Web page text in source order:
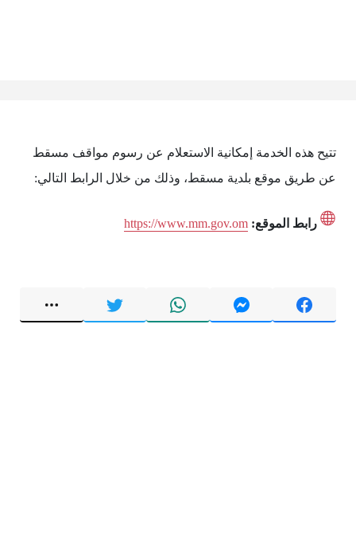
تتيح هذه الخدمة إمكانية الاستعلام عن رسوم مواقف مسقط
عن طريق موقع بلدية مسقط، وذلك من خلال الرابط التالي:
رابط الموقع: https://www.mm.gov.om